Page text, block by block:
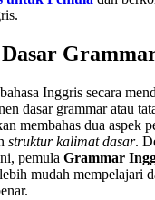
Inggris secara
dasar grammar atau
membahas dua aspek
struktur kalimat dasar.
pemula Grammar
mudah mempelajari